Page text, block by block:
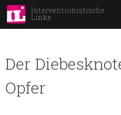
Direkt
Inhalt
Interventionistische
Linke
Der
Opfer